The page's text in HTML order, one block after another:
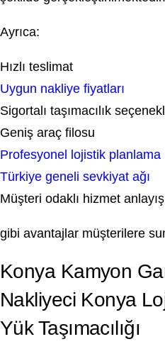
Ayrıca:
Hızlı teslimat
Uygun nakliye fiyatları
Sigortalı taşımacılık
Geniş araç filosu
Profesyonel lojistik planlama
Türkiye geneli sevkiyat ağı
Müşteri odaklı hizmet
gibi avantajlar müşterilere
Konya Kamyon
Nakliyeci Konya
Yük Taşımacılığı